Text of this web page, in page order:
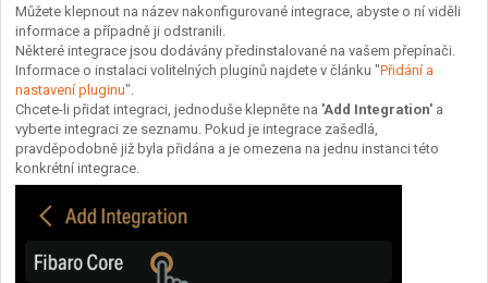
Můžete klepnout na název nakonfigurované integrace, abyste o ní viděli
informace a případně ji odstranili.
Některé integrace jsou dodávány předinstalované na vašem přepínači.
Informace o instalaci volitelných pluginů najdete v článku "Přidání a
nastavení pluginu".
Chcete-li přidat integraci, jednoduše klepněte na 'Add Integration' a
vyberte integraci ze seznamu. Pokud je integrace zašedlá,
pravděpodobně již byla přidána a je omezena na jednu instanci této
konkrétní integrace.